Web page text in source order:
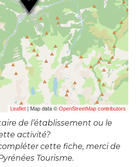
Leaflet | Map data © OpenStreetMap contributors
de l’établissement ou le
activité?
cette fiche, merci de
Tourisme.